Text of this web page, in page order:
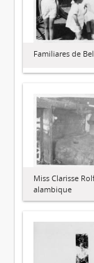
Familiares de
Miss Clarisse
alambique